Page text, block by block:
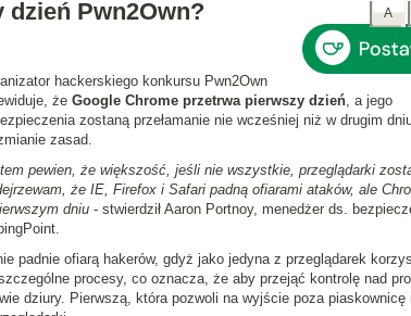
A
Pwn2Own?
hackerskiego konkursu Pwn2Own
że Google Chrome przetrwa pierwszy dzień, a jego
zostaną przełamanie nie wcześniej niż w drugim
zasad.
pewien, że większość, jeśli nie wszystkie, przeglądarki
że IE, Firefox i Safari padną ofiarami ataków, ale
dniu- stwierdził Aaron Portnoy, menedżer ds.
padnie ofiarą hakerów, gdyż jako jedyna z przeglądarek
procesy, co oznacza, że aby przejąć kontrolę nad
dziury. Pierwszą, która pozwoli na wyjście poza piaskownicę